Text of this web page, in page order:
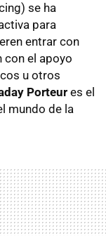
se ha
para
entrar con
con el apoyo
u otros
Porteur es el
mundo de la